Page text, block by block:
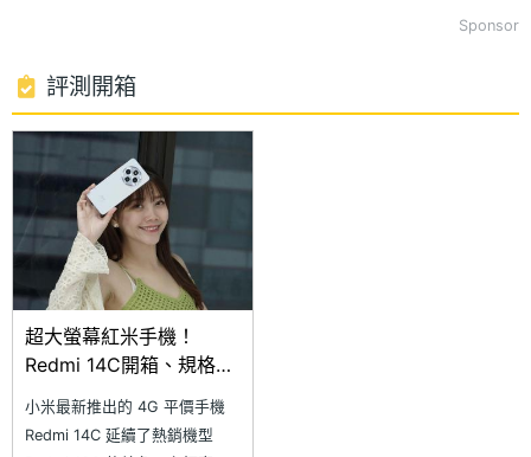
Sponsor
評測開箱
超大螢幕紅米手機！
Redmi 14C開箱、規格、
跑分及拍照一次看
小米最新推出的 4G 平價手機
Redmi 14C 延續了熱銷機型